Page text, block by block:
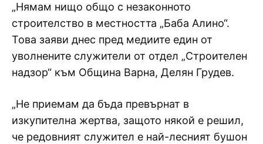
„Нямам нищо общо с незаконното
строителство в местността „Баба Алино“.
Това заяви днес пред медиите един от
уволнените служители от отдел „Строителен
надзор“ към Община Варна, Делян Грудев.
„Не приемам да бъда превърнат в
изкупителна жертва, защото някой е решил,
че редовният служител е най-лесният бушон